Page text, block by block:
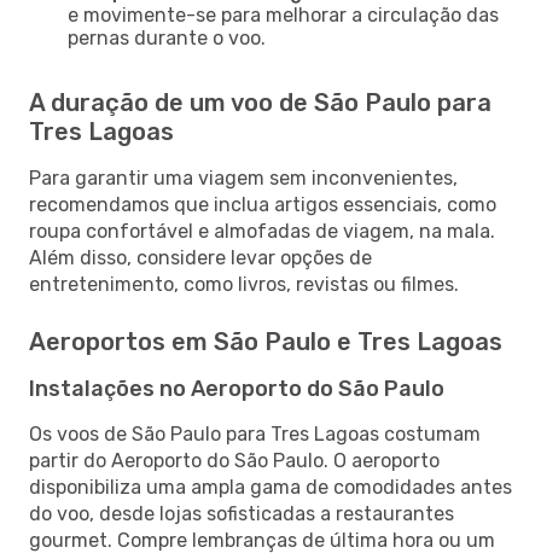
e movimente-se para melhorar a circulação das
pernas durante o voo.
A duração de um voo de São Paulo para
Tres Lagoas
Para garantir uma viagem sem inconvenientes,
recomendamos que inclua artigos essenciais, como
roupa confortável e almofadas de viagem, na mala.
Além disso, considere levar opções de
entretenimento, como livros, revistas ou filmes.
Aeroportos em São Paulo e Tres Lagoas
Instalações no Aeroporto do São Paulo
Os voos de São Paulo para Tres Lagoas costumam
partir do Aeroporto do São Paulo. O aeroporto
disponibiliza uma ampla gama de comodidades antes
do voo, desde lojas sofisticadas a restaurantes
gourmet. Compre lembranças de última hora ou um